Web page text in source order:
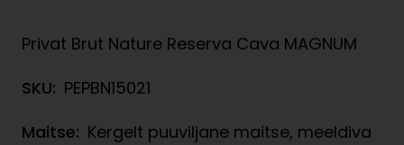
Privat Brut Nature Reserva Cava MAGNUM
SKU: PEPBN15021
Maitse: Kergelt puuviljane maitse, meeldiva